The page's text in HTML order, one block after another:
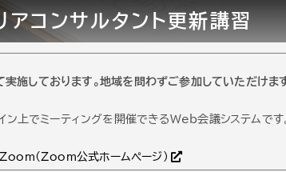
アコンサルタント更新講習
実施しております。地域を問わずご参加していただけます
ン上でミーティングを開催できるWeb会議システムです
Zoom(Zoom公式ホームページ)